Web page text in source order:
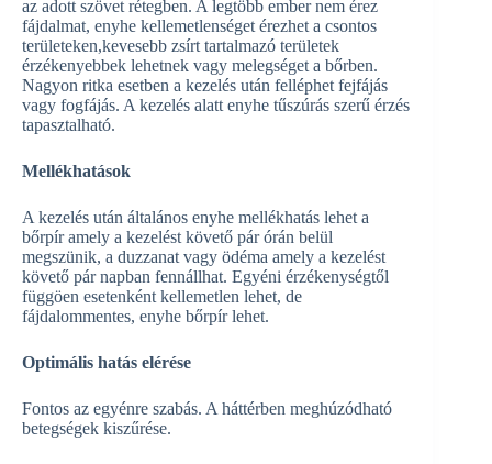
az adott szövet rétegben. A legtöbb ember nem érez
fájdalmat, enyhe kellemetlenséget érezhet a csontos
területeken,kevesebb zsírt tartalmazó területek
érzékenyebbek lehetnek vagy melegséget a bőrben.
Nagyon ritka esetben a kezelés után felléphet fejfájás
vagy fogfájás. A kezelés alatt enyhe tűszúrás szerű érzés
tapasztalható.
Mellékhatások
A kezelés után általános enyhe mellékhatás lehet a
bőrpír amely a kezelést követő pár órán belül
megszünik, a duzzanat vagy ödéma amely a kezelést
követő pár napban fennállhat. Egyéni érzékenységtől
függöen esetenként kellemetlen lehet, de
fájdalommentes, enyhe bőrpír lehet.
Optimális hatás elérése
Fontos az egyénre szabás. A háttérben meghúzódható
betegségek kiszűrése.